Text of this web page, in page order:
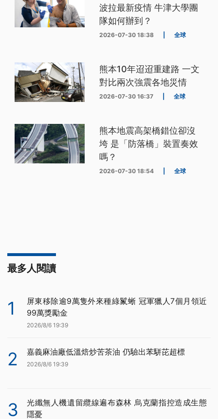
波拉最新疫情 牛津大學團
隊如何辦到？
2026-07-30 18:38 全球
熊本10年迢迢重建路 一文
對比兩次強震各地災情
2026-07-30 16:37 全球
熊本地震高架橋錯位卻沒
垮 是「防落橋」裝置奏效
嗎？
2026-07-30 18:54 全球
最多人閱讀
1
屏東移除逾9萬隻外來種綠鬣蜥 冠軍獵人7個月領近
99萬獎勵金
2026/8/6 19:39
2 嘉義麻油廠低溫焙炒苦茶油 仍驗出苯駢芘超標
2026/8/6 19:39
3
光纖無人機遺留纜線遍布森林 烏克蘭指控造成生態
隱憂